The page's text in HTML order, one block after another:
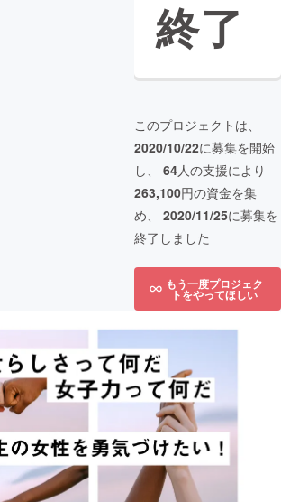
終了
このプロジェクトは、
2020/10/22に募集を開始
し、 64人の支援により
263,100円の資金を集
め、 2020/11/25に募集を
終了しました
もう一度プロジェク
トをやってほしい